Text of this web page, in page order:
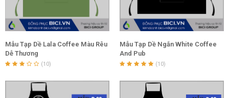
Mẫu Tạp Dề Lala Coffee Màu Rêu
Dễ Thương
(10)
Mẫu Tạp Dề Ngắn White Coffee
And Pub
(10)